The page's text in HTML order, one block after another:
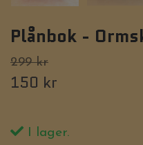
Plånbok -
299 kr
150 kr
I lager.